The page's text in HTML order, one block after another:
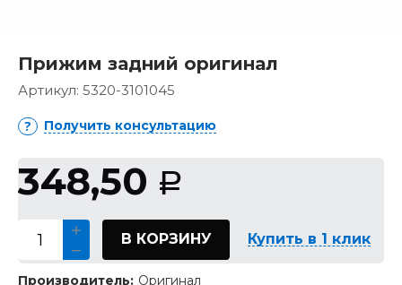
Прижим задний оригинал
Артикул: 5320-3101045
Получить консультацию
348,50 Р
В КОРЗИНУ Купить в 1 клик
Производитель: Оригинал